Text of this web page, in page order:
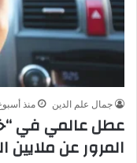
جمال علم الدين منذ
عطل عالمي في
المرور عن ملايين